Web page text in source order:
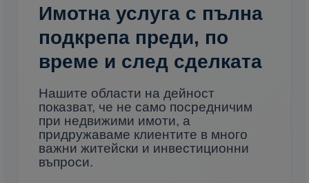
Имотна услуга с пълна
подкрепа преди, по
време и след сделката
Нашите области на дейност
показват, че не само посредничим
при недвижими имоти, а
придружаваме клиентите в много
важни житейски и инвестиционни
въпроси.